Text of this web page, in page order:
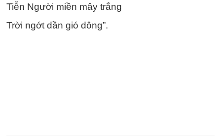
Tiễn Người miền mây trắng
Trời ngớt dần gió dông”.